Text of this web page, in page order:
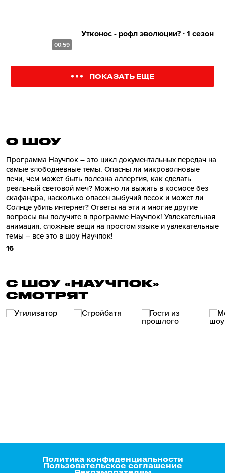
00:59
Утконос - рофл эволюции? ∙ 1 сезон
ПОКАЗАТЬ ЕЩЕ
О ШОУ
Программа Научпок – это цикл документальных передач на
самые злободневные темы. Опасны ли микроволновые
печи, чем может быть полезна аллергия, как сделать
реальный световой меч? Можно ли выжить в космосе без
скафандра, насколько опасен зыбучий песок и может ли
Солнце убить интернет? Ответы на эти и многие другие
вопросы вы получите в программе Научпок! Увлекательная
анимация, сложные вещи на простом языке и увлекательные
темы – все это в шоу Научпок!
16
С ШОУ «НАУЧПОК»
СМОТРЯТ
Политика конфиденциальности
Пользовательское соглашение